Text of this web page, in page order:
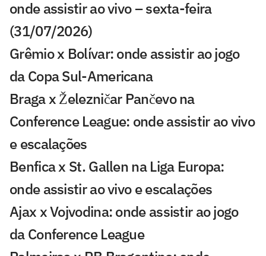
onde assistir ao vivo – sexta-feira
(31/07/2026)
Grêmio x Bolívar: onde assistir ao jogo
da Copa Sul-Americana
Braga x Železničar Pančevo na
Conference League: onde assistir ao vivo
e escalações
Benfica x St. Gallen na Liga Europa:
onde assistir ao vivo e escalações
Ajax x Vojvodina: onde assistir ao jogo
da Conference League